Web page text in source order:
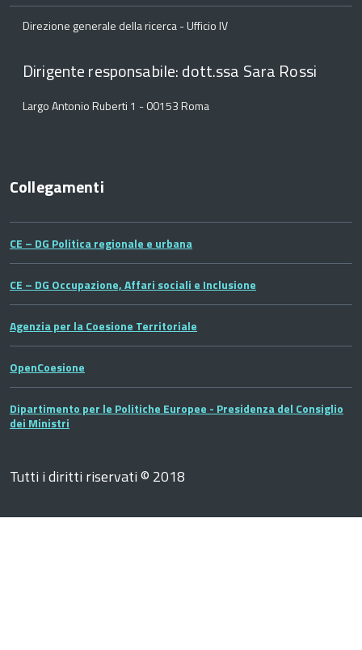
Direzione generale della ricerca - Ufficio IV
Dirigente responsabile: dott.ssa Sara Rossi
Largo Antonio Ruberti 1 - 00153 Roma
Collegamenti
CE – DG Politica regionale e urbana
CE – DG Occupazione, Affari sociali e Inclusione
Agenzia per la Coesione Territoriale
OpenCoesione
Dipartimento per le Politiche Europee - Presidenza del Consiglio
dei Ministri
Tutti i diritti riservati © 2018